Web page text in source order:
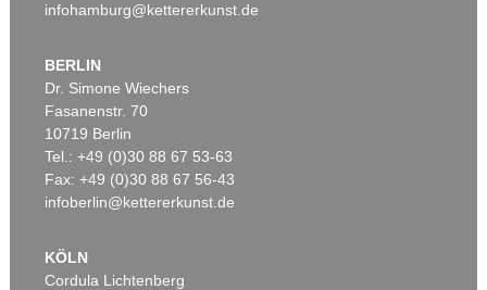
infohamburg@kettererkunst.de
BERLIN
Dr. Simone Wiechers
Fasanenstr. 70
10719 Berlin
Tel.: +49 (0)30 88 67 53-63
Fax: +49 (0)30 88 67 56-43
infoberlin@kettererkunst.de
KÖLN
Cordula Lichtenberg